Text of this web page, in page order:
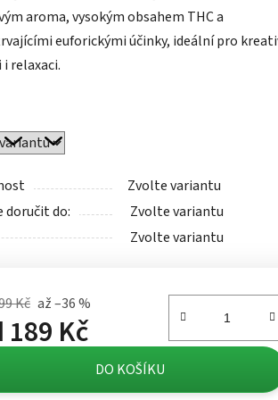
aroma, vysokým obsahem THC a
euforickými účinky, ideální pro
relaxaci.
Zvolte variantu
doručit do:
Zvolte variantu
Zvolte variantu
Kč až –36 %
189 Kč
cena: DO KOŠÍKU